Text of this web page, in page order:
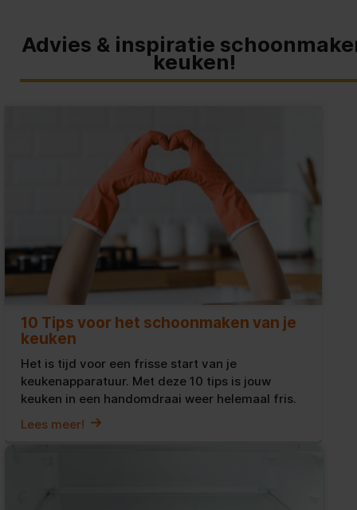
Advies & inspiratie
keuken!
10 Tips voor het schoonmaken van je
keuken
Het is tijd voor een frisse start van je
keukenapparatuur. Met deze 10 tips is jouw
keuken in een handomdraai weer helemaal fris.
Lees meer!